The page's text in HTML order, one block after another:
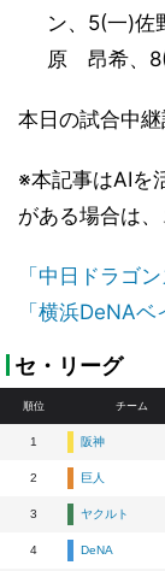
ン、5(一)
原 昂希、
本日の試合中
※本記事はAIを
がある場合は、
「中日ドラゴ
「横浜DeNA
セ・リーグ
順位 チーム
1 阪神
2 巨人
3 ヤクルト
4 DeNA